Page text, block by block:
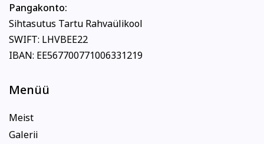
Pangakonto:
Sihtasutus Tartu Rahvaülikool
SWIFT: LHVBEE22
IBAN: EE567700771006331219
Menüü
Meist
Galerii